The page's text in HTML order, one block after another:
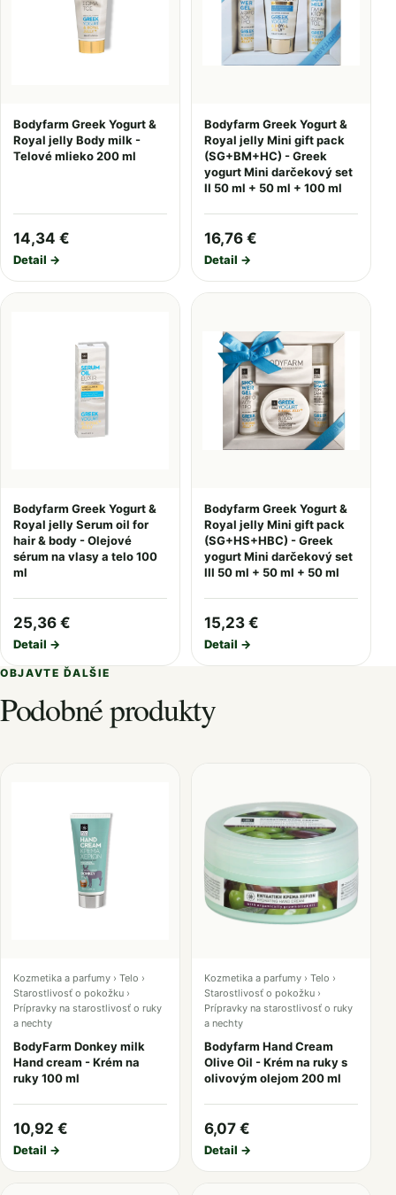
Bodyfarm Greek Yogurt &
Royal jelly Body milk -
Telové mlieko 200 ml
14,34 €
Detail →
Bodyfarm Greek Yogurt &
Royal jelly Mini gift pack
(SG+BM+HC) - Greek
yogurt Mini darčekový set
II 50 ml + 50 ml + 100 ml
16,76 €
Detail →
Bodyfarm Greek Yogurt &
Royal jelly Serum oil for
hair & body - Olejové
sérum na vlasy a telo 100
ml
25,36 €
Detail →
Bodyfarm Greek Yogurt &
Royal jelly Mini gift pack
(SG+HS+HBC) - Greek
yogurt Mini darčekový set
III 50 ml + 50 ml + 50 ml
15,23 €
Detail →
OBJAVTE ĎALŠIE
Podobné produkty
Kozmetika a parfumy › Telo ›
Starostlivosť o pokožku ›
Prípravky na starostlivosť o ruky
a nechty
BodyFarm Donkey milk
Hand cream - Krém na
ruky 100 ml
10,92 €
Detail →
Kozmetika a parfumy › Telo ›
Starostlivosť o pokožku ›
Prípravky na starostlivosť o ruky
a nechty
Bodyfarm Hand Cream
Olive Oil - Krém na ruky s
olivovým olejom 200 ml
6,07 €
Detail →